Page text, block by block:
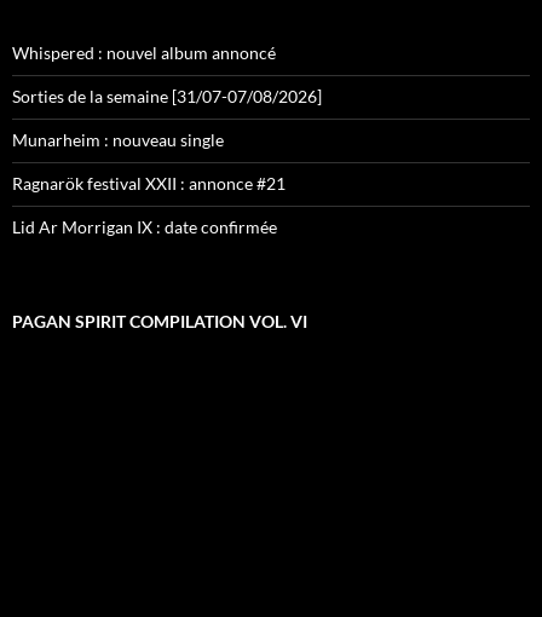
Whispered : nouvel album annoncé
Sorties de la semaine [31/07-07/08/2026]
Munarheim : nouveau single
Ragnarök festival XXII : annonce #21
Lid Ar Morrigan IX : date confirmée
PAGAN SPIRIT COMPILATION VOL. VI